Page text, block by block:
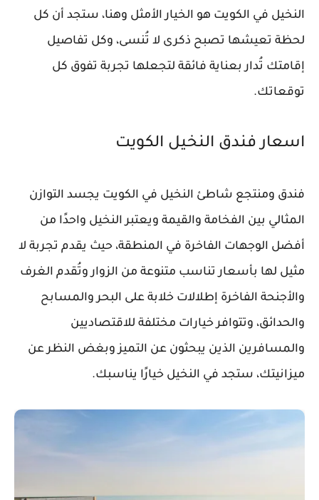
النخيل في الكويت هو الخيار الأمثل وهنا، ستجد أن كل
لحظة تعيشها تصبح ذكرى لا تُنسى، وكل تفاصيل
إقامتك تُدار بعناية فائقة لتجعلها تجربة تفوق كل
توقعاتك.
اسعار فندق النخيل الكويت
فندق ومنتجع شاطئ النخيل في الكويت يجسد التوازن
المثالي بين الفخامة والقيمة ويعتبر النخيل واحدًا من
أفضل الوجهات الفاخرة في المنطقة، حيث يقدم تجربة لا
مثيل لها بأسعار تناسب متنوعة من الزوار وتُقدم الغرف
والأجنحة الفاخرة إطلالات خلابة على البحر والمسابح
والحدائق، وتتوافر خيارات مختلفة للاقتصاديين
والمسافرين الذين يبحثون عن التميز وبغض النظر عن
ميزانيتك، ستجد في النخيل خيارًا يناسبك.